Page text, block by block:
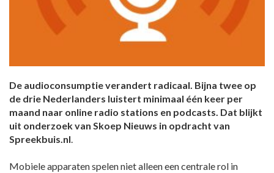
De audioconsumptie verandert radicaal. Bijna twee op
de drie Nederlanders luistert minimaal één keer per
maand naar online radio stations en podcasts. Dat blijkt
uit onderzoek van Skoep Nieuws in opdracht van
Spreekbuis.nl.
Mobiele apparaten spelen niet alleen een centrale rol in